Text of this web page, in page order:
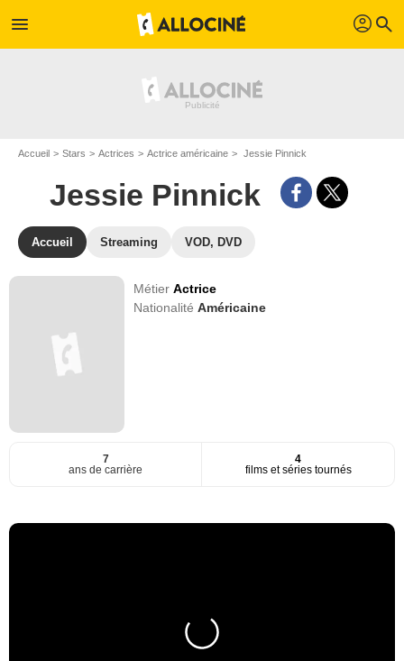
menu profil search
Accueil Stars Actrices Actrice américaine Jessie Pinnick
Jessie Pinnick
Accueil Streaming VOD, DVD
MétierActrice
NationalitéAméricaine
7
ans de carrière
4
films et séries tournés